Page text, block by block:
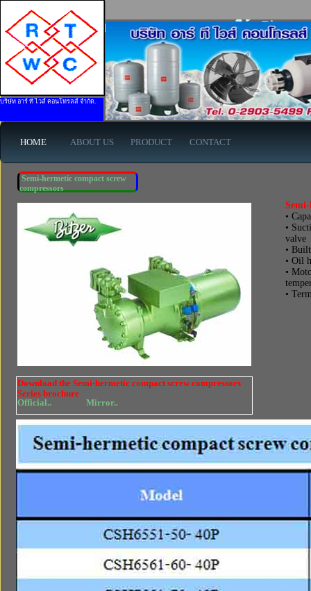
Semi-hermetic compact screw compressors ยี่ห้อ Bitzer -
บริษัท อาร์ ที ไวส์ คอนโทรลส์ จำกัด.
HOME ABOUT US PRODUCT CONTACT
Semi-hermetic compact screw
compressors
•
•
valve
•
• Oil
•
•
Download the Semi-hermetic compact screw compressors
Series brochure
Official..
Mirror..